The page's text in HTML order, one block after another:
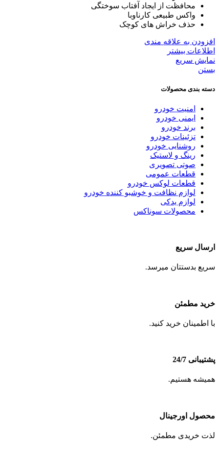
محافظت از ایجاد آفتاب سوختگی
واکس طبیعی کارناوبا
حذف خراش های کوچک
افزودن به علاقه مندی
اطلاعات بیشتر
نمایش سریع
بستن
دسته بندی محصولات
امنیت خودرو
ایمنی خودرو
برند خودرو
تزئینات خودرو
روشنایی خودرو
رینگ و لاستیک
صوتی تصویری
قطعات عمومی
قطعات لوکس خودرو
لوازم نظافت و خوشبو کننده خودرو
لوازم یدکی
محصولات سوناکس
ارسال سریع
سریع بدستتان میرسد.
خرید مطمئن
با اطمینان خرید کنید.
پشتیبانی 24/7
همیشه هستیم.
محصول اورجینال
لذت خریدی مطمئن.